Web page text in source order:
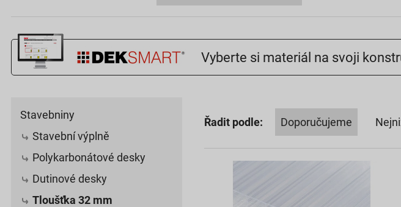
Vyberte si materiál na svoji
Stavebniny
Stavební výplně
Polykarbonátové desky
Dutinové desky
Tloušťka 32 mm
Řadit podle: Doporučujeme